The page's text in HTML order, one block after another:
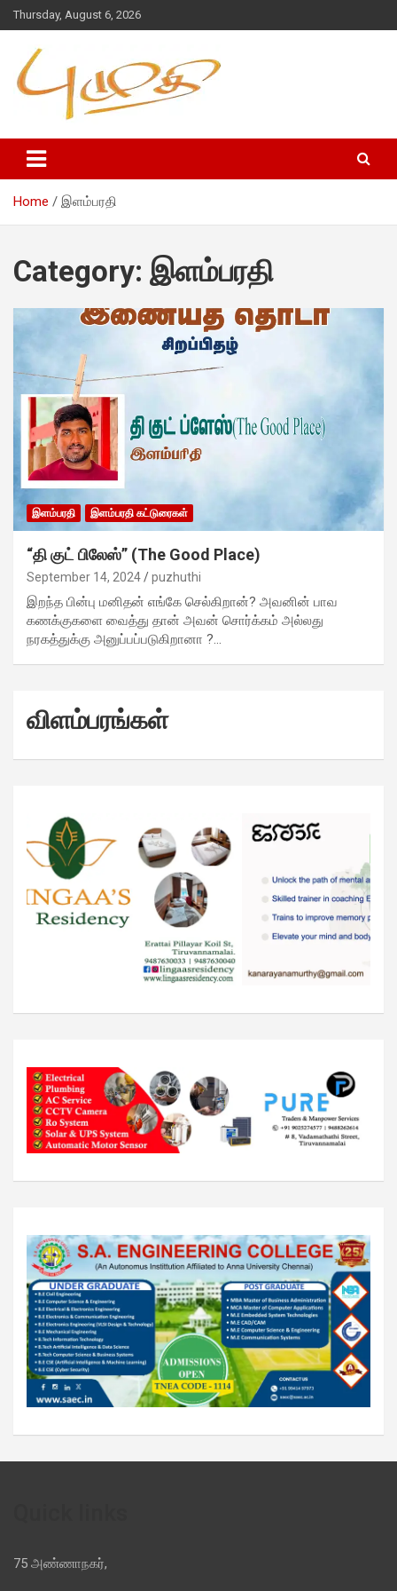
Thursday, August 6, 2026
Home இளம்பரதி
Category: இளம்பரதி
இளம்பரதி இளம்பரதி கட்டுரைகள்
“தி குட் பிலேஸ்” (The Good Place)
September 14, 2024 puzhuthi
இறந்த பின்பு மனிதன் எங்கே செல்கிறான்? அவனின் பாவ
கணக்குகளை வைத்து தான் அவன் சொர்க்கம் அல்லது
நரகத்துக்கு அனுப்பப்படுகிறானா ?…
விளம்பரங்கள்
75 அண்ணாநகர்,